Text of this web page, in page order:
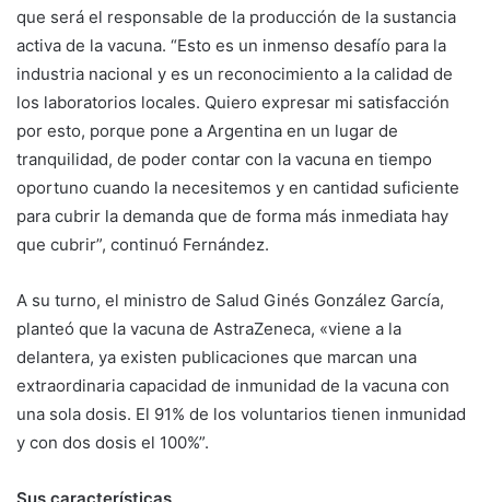
que será el responsable de la producción de la sustancia
activa de la vacuna. “Esto es un inmenso desafío para la
industria nacional y es un reconocimiento a la calidad de
los laboratorios locales. Quiero expresar mi satisfacción
por esto, porque pone a Argentina en un lugar de
tranquilidad, de poder contar con la vacuna en tiempo
oportuno cuando la necesitemos y en cantidad suficiente
para cubrir la demanda que de forma más inmediata hay
que cubrir”, continuó Fernández.
A su turno, el ministro de Salud Ginés González García,
planteó que la vacuna de AstraZeneca, «viene a la
delantera, ya existen publicaciones que marcan una
extraordinaria capacidad de inmunidad de la vacuna con
una sola dosis. El 91% de los voluntarios tienen inmunidad
y con dos dosis el 100%”.